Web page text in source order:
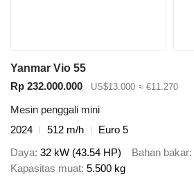
Yanmar Vio 55
Rp 232.000.000
US$13.000 ≈ €11.270
Mesin penggali mini
2024
512 m/h
Euro 5
Daya 32 kW (43.54 HP) Bahan bakar
Kapasitas muat 5.500 kg